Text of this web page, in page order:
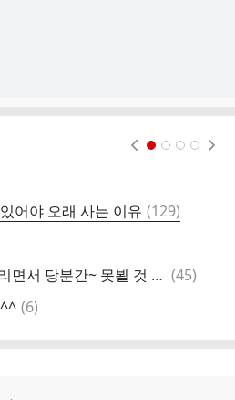
어야 오래 사는 이유 댓
글
(129)
대단히 죄송한 말씀을 드리면서 당분간~ 못뵐 것 같습니다~^^ 댓
(45)
댓
(6)